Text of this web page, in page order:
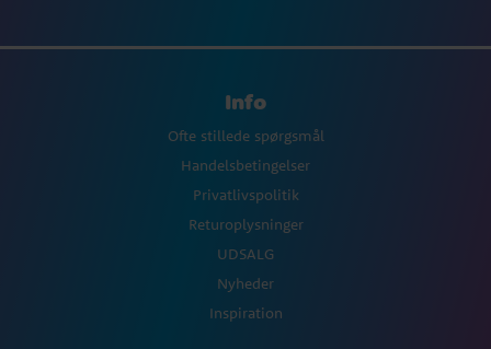
Info
Ofte stillede spørgsmål
Handelsbetingelser
Privatlivspolitik
Returoplysninger
UDSALG
Nyheder
Inspiration